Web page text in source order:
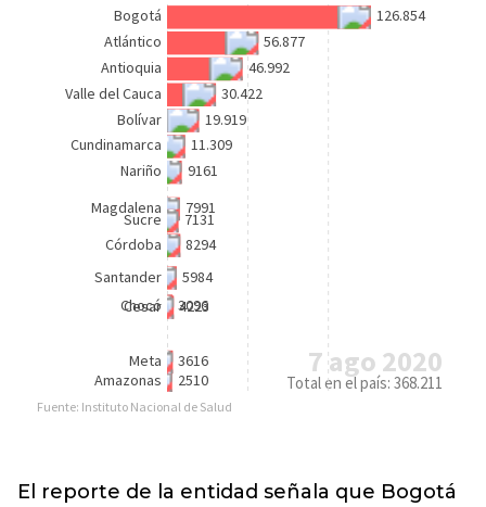
El reporte de la entidad señala que Bogotá